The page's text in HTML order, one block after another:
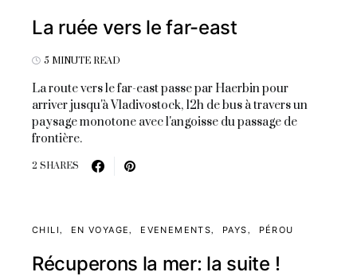
La ruée vers le far-east
5 MINUTE READ
La route vers le far-east passe par Haerbin pour
arriver jusqu'à Vladivostock, 12h de bus à travers un
paysage monotone avec l'angoisse du passage de
frontière.
2 SHARES
CHILI EN VOYAGE EVENEMENTS PAYS PÉROU
Récuperons la mer: la suite !